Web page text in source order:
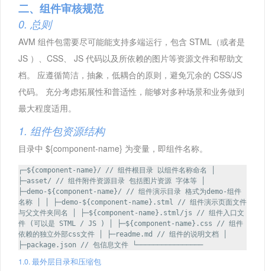
二、组件审核规范
0. 总则
AVM 组件包需要尽可能能支持多端运行，包含 STML（或者是
JS ）、CSS、 JS 代码以及所依赖的图片等资源文件和帮助文
档。 应遵循简洁，抽象，低耦合的原则，避免冗余的 CSS/JS
代码。 充分考虑拓展性和普适性，能够对多种场景和业务做到
最大程度适用。
1. 组件包资源结构
目录中 ${component-name} 为变量，即组件名称。
┌─${component-name}/ // 组件根目录 以组件名称命名 │
├─asset/ // 组件附件资源目录 包括图片资源 字体等 │
├─demo-${component-name}/ // 组件演示目录 格式为demo-组件
名称 │ │ ├─demo-${component-name}.stml // 组件演示页面文件
与父文件夹同名 │ ├─${component-name}.stml/js // 组件入口文
件 (可以是 STML / JS ) │ ├─${component-name}.css // 组件
依赖的独立外部css文件 │ ├─readme.md // 组件的说明文档 │
├─package.json // 包信息文件 └────────────────
1.0. 最外层目录和压缩包